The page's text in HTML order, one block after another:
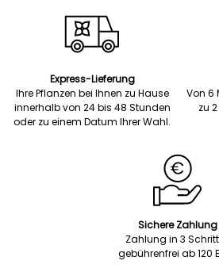
Express-Lieferung
Ihre Pflanzen bei Ihnen zu Hause
innerhalb von 24 bis 48 Stunden
oder zu einem Datum Ihrer Wahl.
Von 6
zu
Sichere Zahlung
Zahlung in 3
gebührenfrei ab 120